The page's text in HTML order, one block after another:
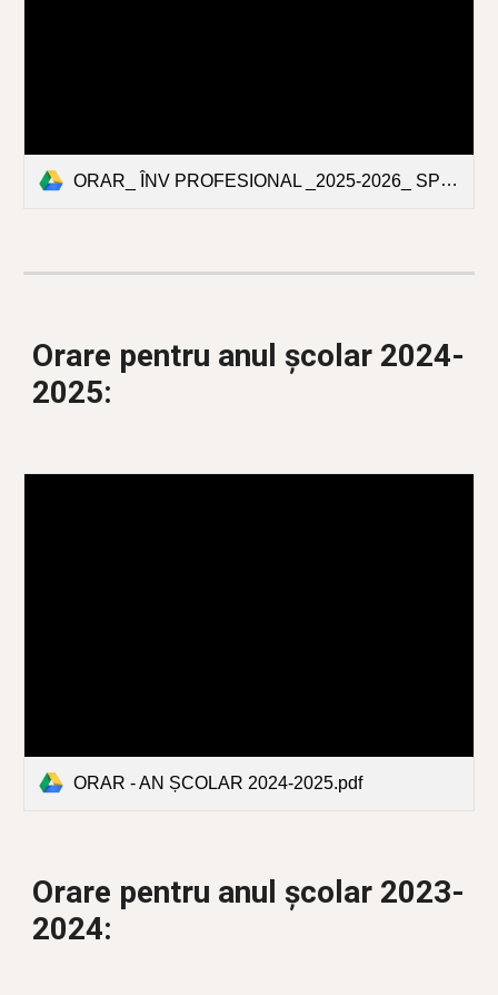
ORAR_ ÎNV PROFESIONAL _2025-2026_ SPS_SF. STELIAN.xlsx
Orare pentru anul școlar 2024-
2025:
ORAR - AN ȘCOLAR 2024-2025.pdf
Orare pentru anul școlar 2023-
2024: